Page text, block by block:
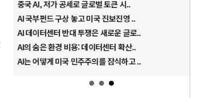
중국 AI, 저가 공세로 글로벌 토큰 시..
AI 국부펀드 구상 놓고 미국 진보진영 ..
AI 데이터센터 반대 투쟁은 새로운 글로..
AI의 숨은 환경 비용: 데이터센터 확산..
AI는 어떻게 미국 민주주의를 잠식하고 ..